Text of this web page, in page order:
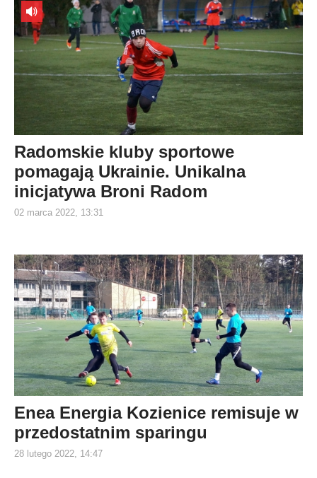
Radomskie kluby sportowe
pomagają Ukrainie. Unikalna
inicjatywa Broni Radom
02 marca 2022, 13:31
Enea Energia Kozienice remisuje w
przedostatnim sparingu
28 lutego 2022, 14:47